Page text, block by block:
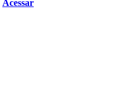
Acessar